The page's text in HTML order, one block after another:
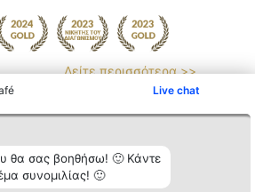
Live chat
θα σας βοηθήσω! 🙂 Κάντε
συνομιλίας! 🙂
Δείτε περισσότερα >>
Κατάταξη
Διακριθέντες
Επικοινωνία